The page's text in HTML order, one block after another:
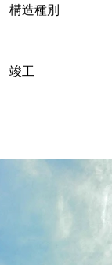
構造種別
竣工